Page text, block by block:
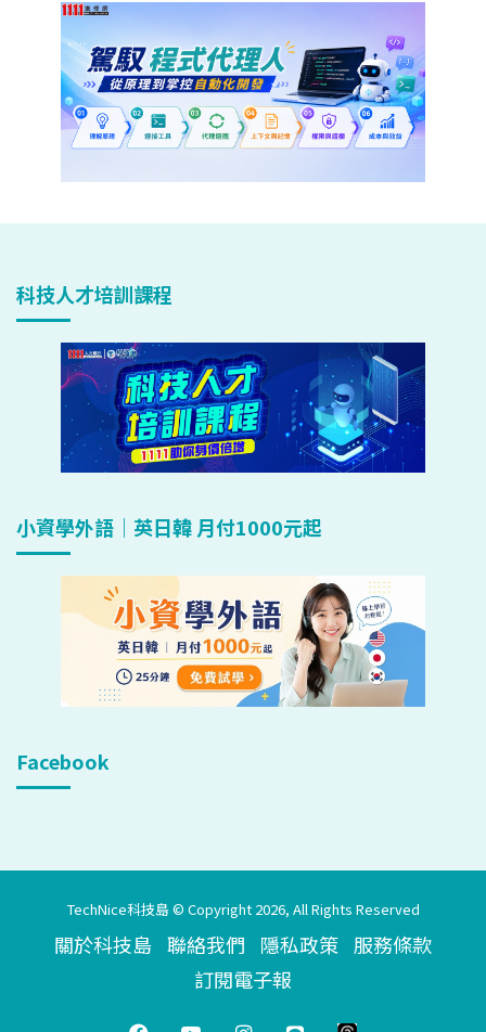
科技人才培訓課程
小資學外語｜英日韓 月付1000元起
Facebook
TechNice科技島 © Copyright 2026, All Rights Reserved
關於科技島 聯絡我們 隱私政策 服務條款
訂閱電子報